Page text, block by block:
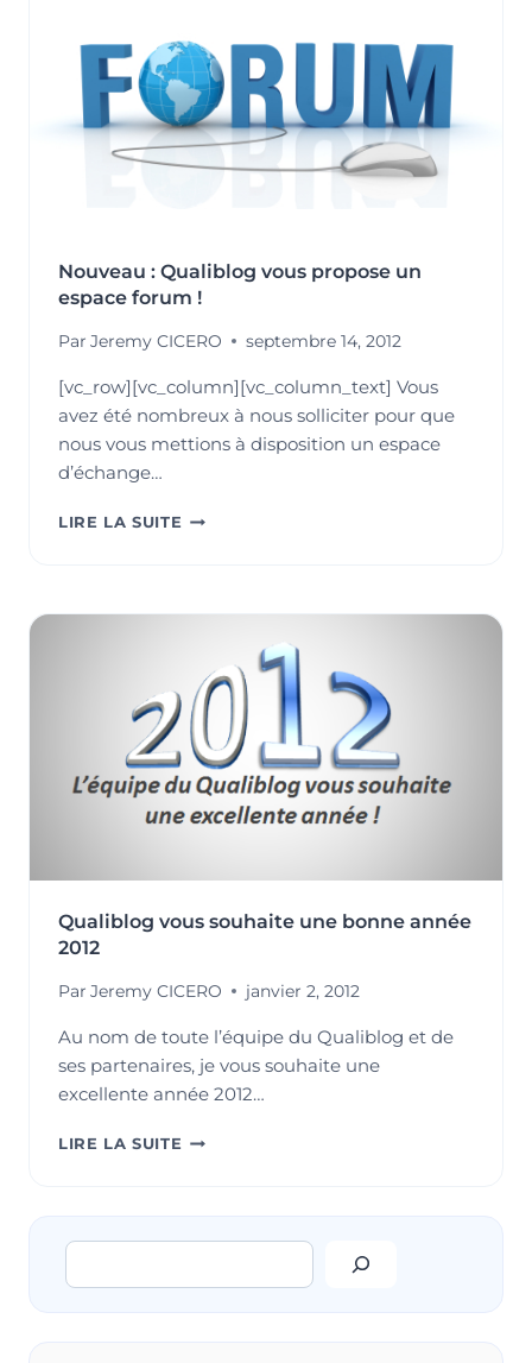
Nouveau : Qualiblog vous propose un
espace forum !
Par Jeremy CICERO septembre 14, 2012
[vc_row][vc_column][vc_column_text] Vous
avez été nombreux à nous solliciter pour que
nous vous mettions à disposition un espace
d’échange…
LIRE LA SUITE NOUVEAU
PROPOSE
FORUM
!
Qualiblog vous souhaite une bonne année
2012
Par Jeremy CICERO janvier 2, 2012
Au nom de toute l’équipe du Qualiblog et de
ses partenaires, je vous souhaite une
excellente année 2012…
LIRE LA SUITE QUALIBLOG
Rechercher